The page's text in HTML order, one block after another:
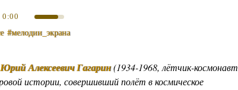
0:00
#мелодии_экрана
Юрий Алексеевич Гагарин(1934-1968, лётчик-космонавт
истории, совершивший полёт в космическое